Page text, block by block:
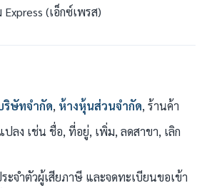
(เอ็กซ์เพรส)
ริษัทจำกัด, ห้างหุ้นส่วนจำกัด, ร้านค้า
ลง เช่น ชื่อ, ที่อยู่, เพิ่ม, ลดสาขา, เลิก
ะจำตัวผู้เสียภาษี และจดทะเบียนขอเข้า